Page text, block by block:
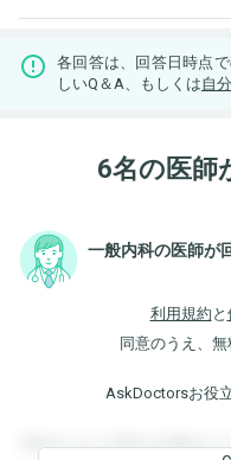
各回答は、回答日時点
しいQ＆A、もしくは自
6名の医師
一般内科の医師が
利用規約 と
同意のうえ、
AskDoctorsお役
登録すると回答を閲覧す